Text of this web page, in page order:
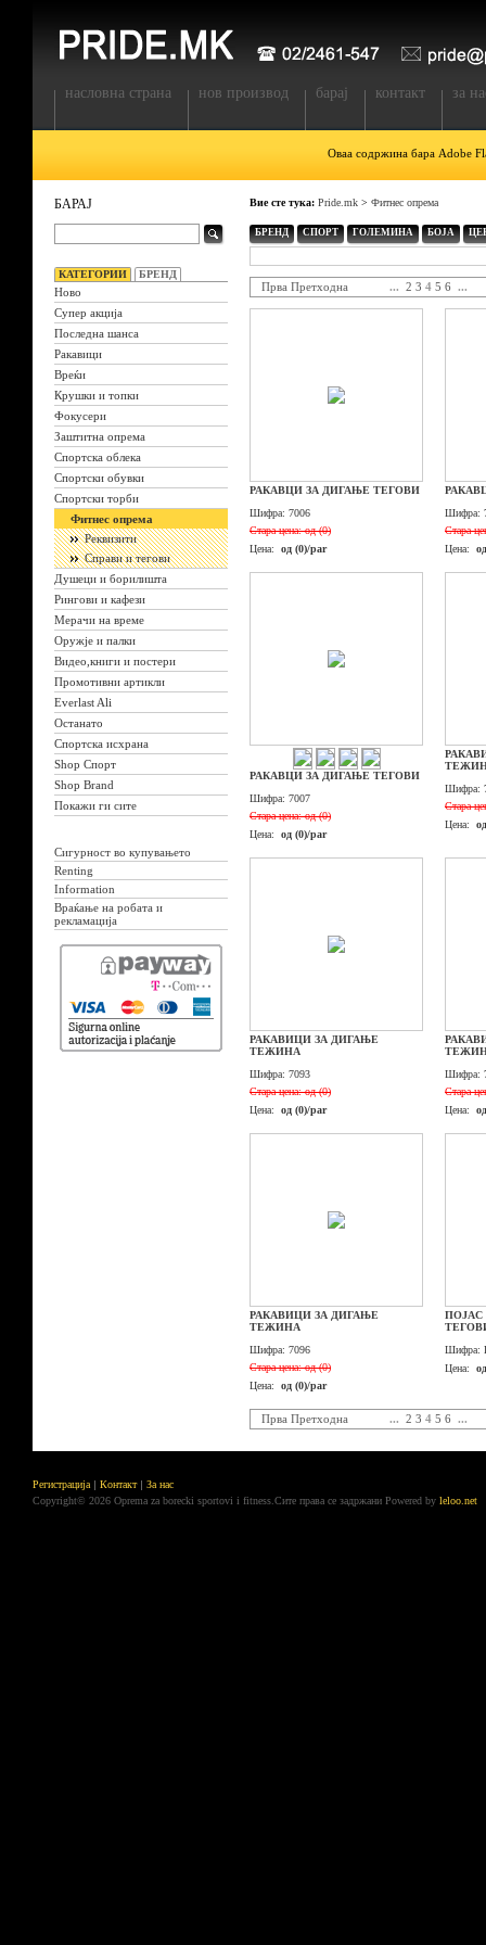
насловна страна нов производ барај контакт за
Оваа содржина бара Adobe
БАРАЈ
КАТЕГОРИИ БРЕНД
Ново
Супер акција
Последна шанса
Ракавици
Вреќи
Крушки и топки
Фокусери
Заштитна опрема
Спортска облека
Спортски обувки
Спортски торби
Фитнес опрема
Реквизити
Справи и тегови
Душеци и борилишта
Рингови и кафези
Мерачи на време
Оружје и палки
Видео,книги и постери
Промотивни артикли
Everlast Ali
Останато
Спортска исхрана
Shop Спорт
Shop Brand
Покажи ги сите
Сигурност во купувањето
Renting
Information
Враќање на робата и
рекламација
Вие сте тука: Pride.mk > Фитнес опрема
БРЕНД СПОРТ ГОЛЕМИНА БОЈА
Прва Претходна ... 2 3 4 5 6 ...
РАКАВЦИ ЗА ДИГАЊЕ ТЕГОВИ
Шифра: 7006
Стара цена: од (0)
Цена:
од (0)/par
Шифра:
Стара
Цена:
РАКАВЦИ ЗА ДИГАЊЕ ТЕГОВИ
Шифра: 7007
Стара цена: од (0)
Цена:
од (0)/par
Шифра:
Стара
Цена:
РАКАВИЦИ ЗА ДИГАЊЕ
ТЕЖИНА
Шифра: 7093
Стара цена: од (0)
Цена:
од (0)/par
Шифра:
Стара
Цена:
РАКАВИЦИ ЗА ДИГАЊЕ
ТЕЖИНА
Шифра: 7096
Стара цена: од (0)
Цена:
од (0)/par
ПОЈАС
Шифра:
Цена:
Прва Претходна ... 2 3 4 5 6 ...
Регистрација Контакт
За нас
Copyright© 2026 Oprema za borecki sportovi i fitness.Сите права се задржани Powered by leloo.net